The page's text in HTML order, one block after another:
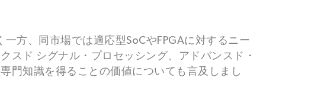
方、同市場では適応型SoCやFPGAに対するニー
スド シグナル・プロセッシング、アドバンスド・
門知識を得ることの価値についても言及しまし